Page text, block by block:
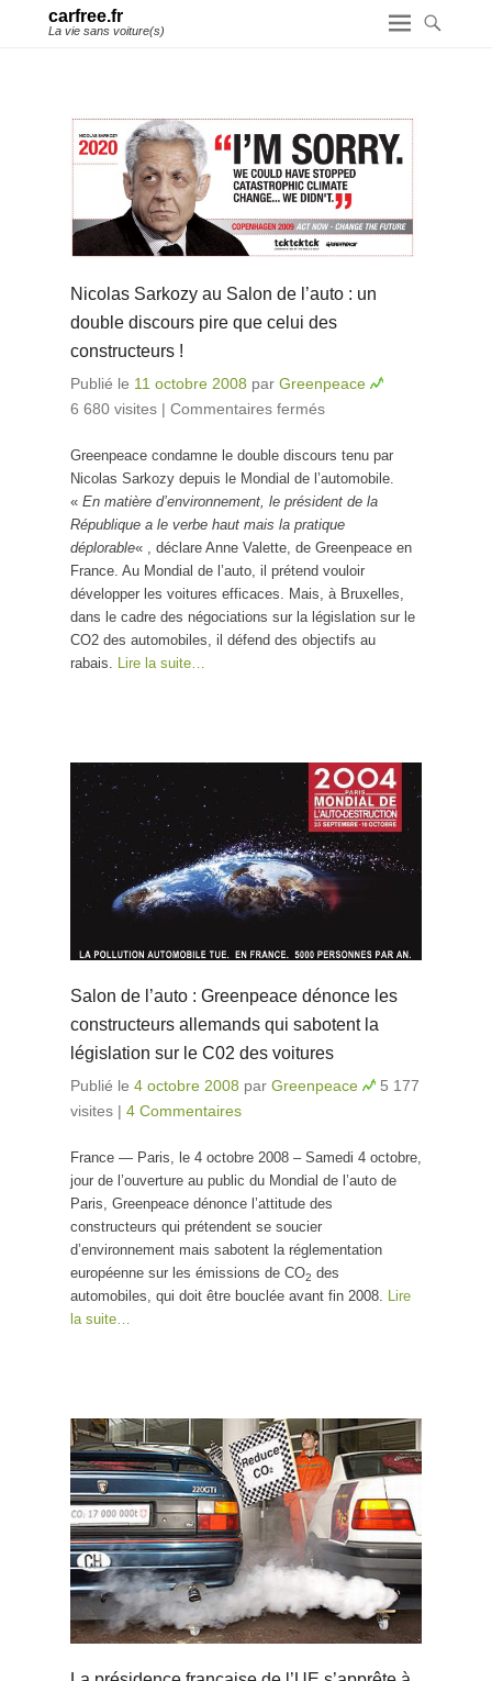
carfree.fr
La vie sans voiture(s)
Nicolas Sarkozy au Salon de l’auto : un
double discours pire que celui des
constructeurs !
Publié le 11 octobre 2008 par Greenpeace
6 680 visites | Commentaires fermés
Salon de l’auto :
un double
discours pire
que celui des
constructeurs !
Greenpeace condamne le double discours tenu par
Nicolas Sarkozy depuis le Mondial de l’automobile.
« En matière d’environnement, le président de la
République a le verbe haut mais la pratique
déplorable« , déclare Anne Valette, de Greenpeace en
France. Au Mondial de l’auto, il prétend vouloir
développer les voitures efficaces. Mais, à Bruxelles,
dans le cadre des négociations sur la législation sur le
CO2 des automobiles, il défend des objectifs au
rabais. Lire la suite…
Salon de l’auto : Greenpeace dénonce les
constructeurs allemands qui sabotent la
législation sur le C02 des voitures
Publié le 4 octobre 2008 par Greenpeace
5 177
visites | 4 Commentaires
France — Paris, le 4 octobre 2008 – Samedi 4 octobre,
jour de l’ouverture au public du Mondial de l’auto de
Paris, Greenpeace dénonce l’attitude des
constructeurs qui prétendent se soucier
d’environnement mais sabotent la réglementation
européenne sur les émissions de CO2 des
automobiles, qui doit être bouclée avant fin 2008. Lire
la suite…